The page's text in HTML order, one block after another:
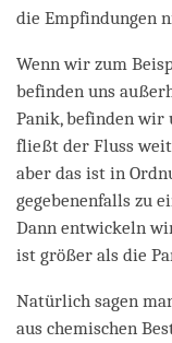
die Empfindungen
Wenn wir zum
befinden uns
Panik, befinden wir
fließt der Fluss
aber das ist in
gegebenenfalls zu
Dann entwickeln
ist größer als die
Natürlich sagen
aus chemischen